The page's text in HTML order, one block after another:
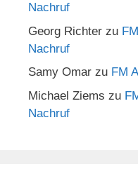
Nachruf
Georg Richter zu
Nachruf
Samy Omar zu FM
Michael Ziems zu
Nachruf